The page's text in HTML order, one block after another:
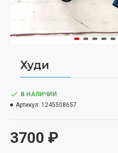
Худи
3700 ₽
В НАЛИЧИИ
Артикул: 1245508657